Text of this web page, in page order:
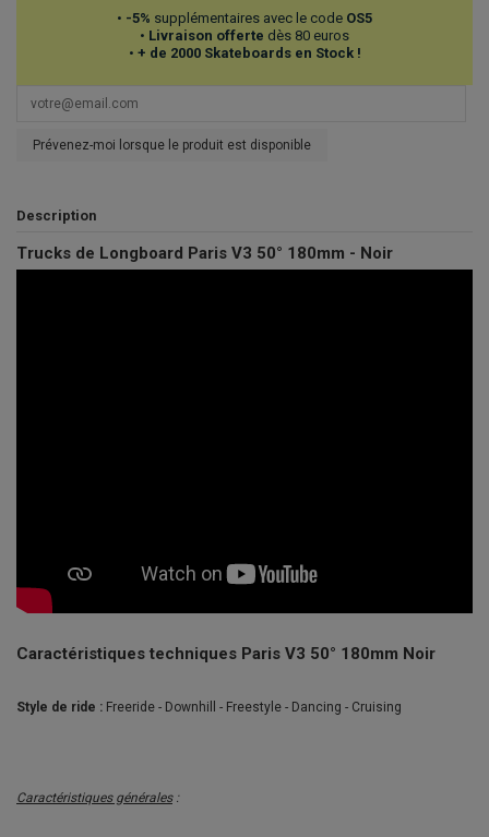
• -5% supplémentaires avec le code OS5
• Livraison offerte dès 80 euros
• + de 2000 Skateboards en Stock !
Prévenez-moi lorsque le produit est disponible
Description
Trucks de Longboard Paris V3 50° 180mm - Noir
Caractéristiques techniques Paris V3 50° 180mm Noir
Style de ride : Freeride - Downhill - Freestyle - Dancing - Cruising
Caractéristiques générales: